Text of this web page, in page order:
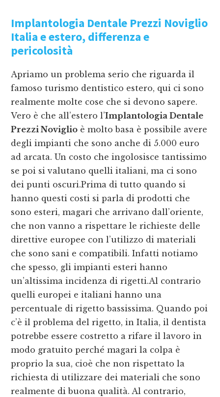
Implantologia Dentale Prezzi Noviglio
Italia e estero, differenza e
pericolosità
Apriamo un problema serio che riguarda il
famoso turismo dentistico estero, qui ci sono
realmente molte cose che si devono sapere.
Vero è che all’estero l’Implantologia Dentale
Prezzi Noviglio è molto basa è possibile avere
degli impianti che sono anche di 5.000 euro
ad arcata. Un costo che ingolosisce tantissimo
se poi si valutano quelli italiani, ma ci sono
dei punti oscuri.Prima di tutto quando si
hanno questi costi si parla di prodotti che
sono esteri, magari che arrivano dall’oriente,
che non vanno a rispettare le richieste delle
direttive europee con l’utilizzo di materiali
che sono sani e compatibili. Infatti notiamo
che spesso, gli impianti esteri hanno
un’altissima incidenza di rigetti.Al contrario
quelli europei e italiani hanno una
percentuale di rigetto bassissima. Quando poi
c’è il problema del rigetto, in Italia, il dentista
potrebbe essere costretto a rifare il lavoro in
modo gratuito perché magari la colpa è
proprio la sua, cioè che non rispettato la
richiesta di utilizzare dei materiali che sono
realmente di buona qualità. Al contrario,